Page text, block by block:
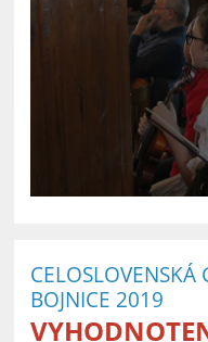
CELOSLOVENSKÁ
BOJNICE 2019